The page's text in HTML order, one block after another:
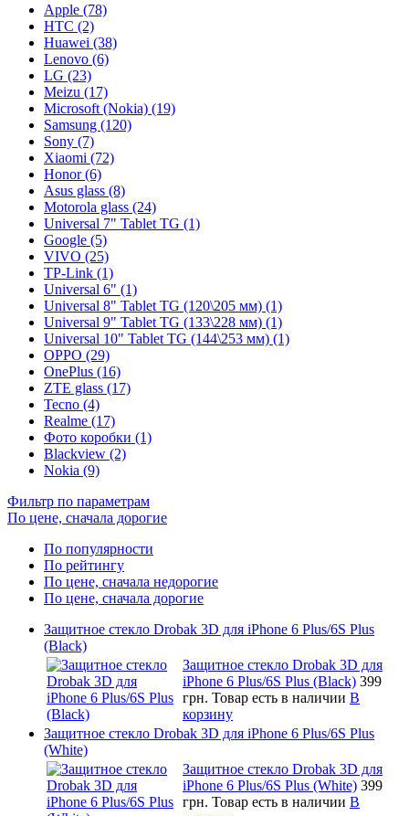
Apple (78)
HTC (2)
Huawei (38)
Lenovo (6)
LG (23)
Meizu (17)
Microsoft (Nokia) (19)
Samsung (120)
Sony (7)
Xiaomi (72)
Honor (6)
Asus glass (8)
Motorola glass (24)
Universal 7" Tablet TG (1)
Google (5)
VIVO (25)
TP-Link (1)
Universal 6" (1)
Universal 8" Tablet TG (120\205 мм) (1)
Universal 9" Tablet TG (133\228 мм) (1)
Universal 10" Tablet TG (144\253 мм) (1)
OPPO (29)
OnePlus (16)
ZTE glass (17)
Tecno (4)
Realme (17)
Фото коробки (1)
Blackview (2)
Nokia (9)
Фильтр по параметрам
По цене, сначала дорогие
По популярности
По рейтингу
По цене, сначала недорогие
По цене, сначала дорогие
Защитное стекло Drobak 3D для iPhone 6 Plus/6S Plus
(Black)
Защитное стекло Drobak 3D для
iPhone 6 Plus/6S Plus (Black) 399
грн. Товар есть в наличии В
корзину
Защитное стекло Drobak 3D для iPhone 6 Plus/6S Plus
(White)
Защитное стекло Drobak 3D для
iPhone 6 Plus/6S Plus (White) 399
грн. Товар есть в наличии В